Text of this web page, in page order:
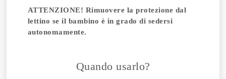
ATTENZIONE! Rimuovere la protezione dal
lettino se il bambino è in grado di sedersi
autonomamente.
Quando usarlo?